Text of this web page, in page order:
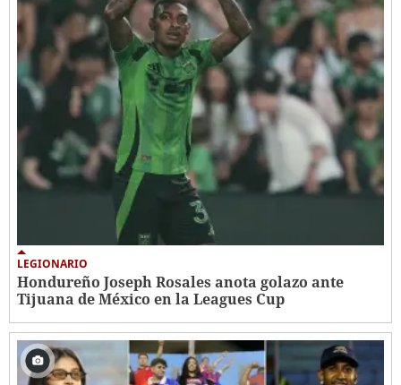
LEGIONARIO
Hondureño Joseph Rosales anota golazo ante
Tijuana de México en la Leagues Cup